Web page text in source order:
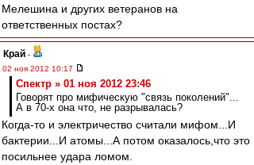
Мелешина и других ветеранов на
ответственных постах?
Край -
02 ноя 2012 10:17
Спектр » 01 ноя 2012 23:46
Говорят про мифическую "связь поколений"...
А в 70-х она что, не разрывалась?
Когда-то и электричество считали мифом...И
бактерии...И атомы...А потом оказалось,что это
посильнее удара ломом.